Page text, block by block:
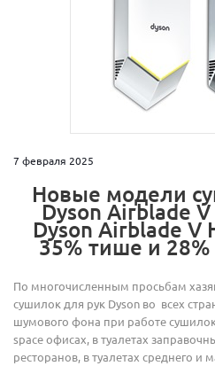
7 февраля 2025
Новые модели
Dyson Airblade
Dyson Airblade V
35% тише и
По многочисленным просьбам
сушилок для рук Dyson во всех
шумового фона при работе
space офисах, в туалетах
ресторанов, в туалетах среднего и